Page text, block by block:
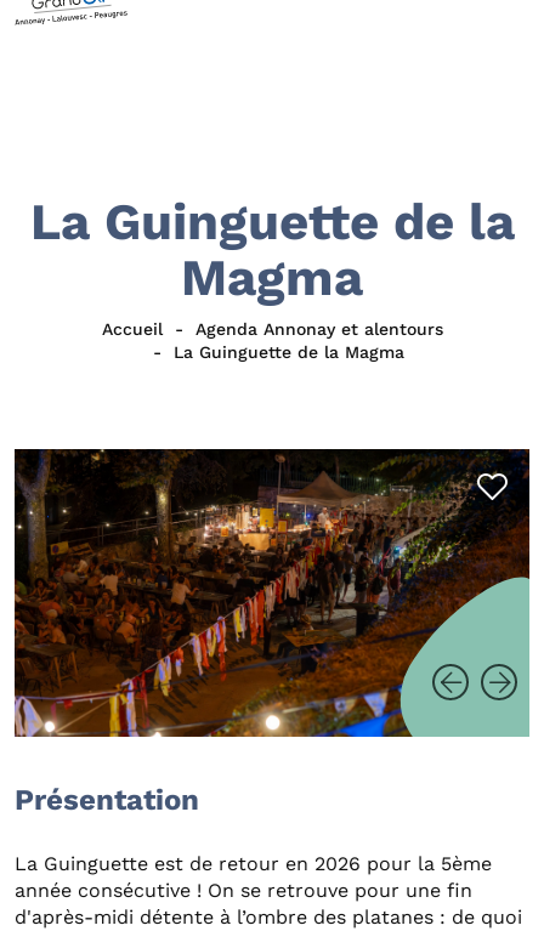
La Guinguette de la
Magma
Accueil
Agenda Annonay et alentours
La Guinguette de la Magma
Présentation
La Guinguette est de retour en 2026 pour la 5ème
année consécutive ! On se retrouve pour une fin
d'après-midi détente à l’ombre des platanes : de quoi